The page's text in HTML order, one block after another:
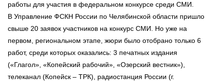
работы для участия в федеральном конкурсе среди СМИ.
В Управление ФСКН России по Челябинской области пришло
свыше 20 заявок участников на конкурс СМИ. Но уже на
первом, региональном этапе, жюри было отобрано только 6
работ, среди которых оказались: 3 печатных издания
(«Глагол», «Копейский рабочий», «Озерский вестник»),
телеканал (Копейск – ТРК), радиостанция России (г.